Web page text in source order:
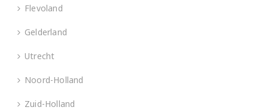
Flevoland
Gelderland
Utrecht
Noord-Holland
Zuid-Holland